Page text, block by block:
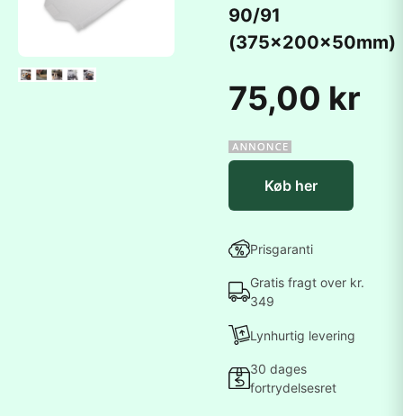
90/91
(375x200x50mm)
75,00 kr
Køb her
Prisgaranti
Gratis fragt over kr.
349
Lynhurtig levering
30 dages
fortrydelsesret